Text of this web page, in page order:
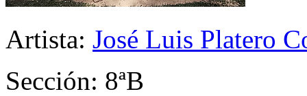
Artista: José Luis Platero
Sección: 8ªB